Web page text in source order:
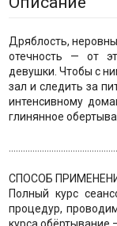
Дряблость,
отечность — от
девушки. Чтобы с
зал и следить за
интенсивному
глинянное
СПОСОБ
Полный курс
процедур,